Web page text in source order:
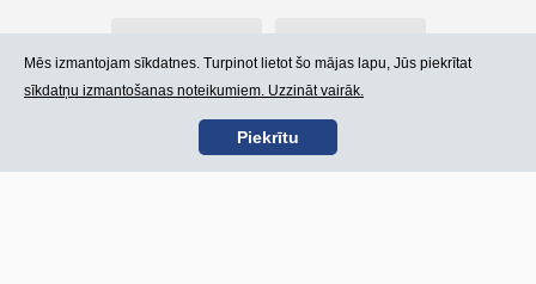
Kontakti Lietošanas noteikumi
Mēs izmantojam sīkdatnes. Turpinot lietot šo mājas lapu, Jūs piekrītat
sīkdatņu izmantošanas noteikumiem. Uzzināt vairāk.
Piekrītu